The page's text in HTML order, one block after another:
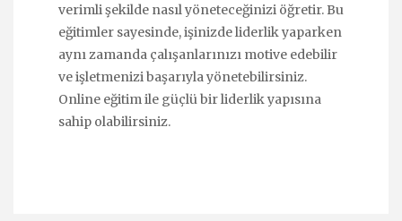
verimli şekilde nasıl yöneteceğinizi öğretir. Bu
eğitimler sayesinde, işinizde liderlik yaparken
aynı zamanda çalışanlarınızı motive edebilir
ve işletmenizi başarıyla yönetebilirsiniz.
Online eğitim ile güçlü bir liderlik yapısına
sahip olabilirsiniz.